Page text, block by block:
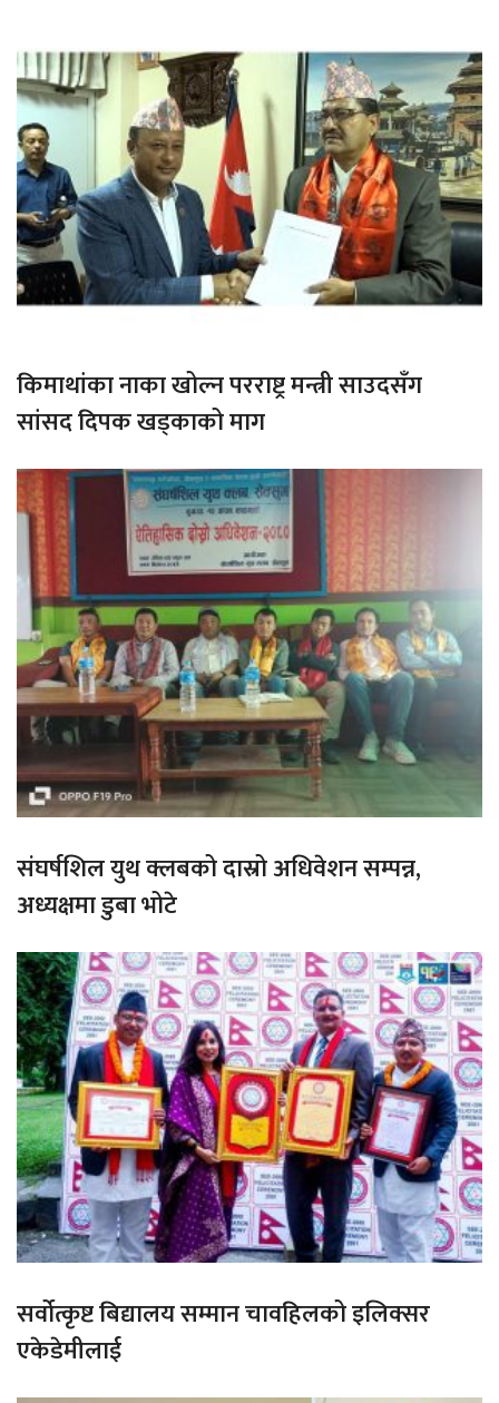
किमाथांका नाका खोल्न परराष्ट्र मन्त्री साउदसँग
सांसद दिपक खड्काको माग
संघर्षशिल युथ क्लबको दास्रो अधिवेशन सम्पन्न,
अध्यक्षमा डुबा भोटे
सर्वोत्कृष्ट बिद्यालय सम्मान चावहिलको इलिक्सर
एकेडेमीलाई